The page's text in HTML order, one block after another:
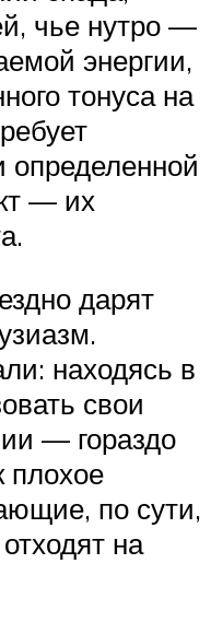
чье нутро —
энергии,
тонуса на
определенной
— их
дарят
находясь в
свои
— гораздо
плохое
по сути,
на